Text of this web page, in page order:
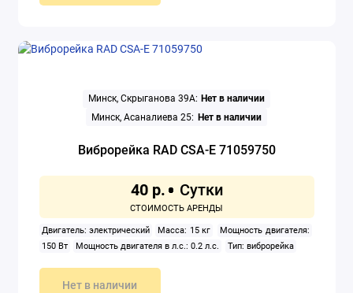
Минск, Скрыганова 39А: Нет в наличии
Минск, Асаналиева 25: Нет в наличии
Виброрейка RAD CSA-E 71059750
40 р.
Двигатель: электрический Масса: 15 кг
Мощность двигателя:
150 Вт
Мощность двигателя в л.с.: 0.2 л.с. Тип: виброрейка
Нет в наличии